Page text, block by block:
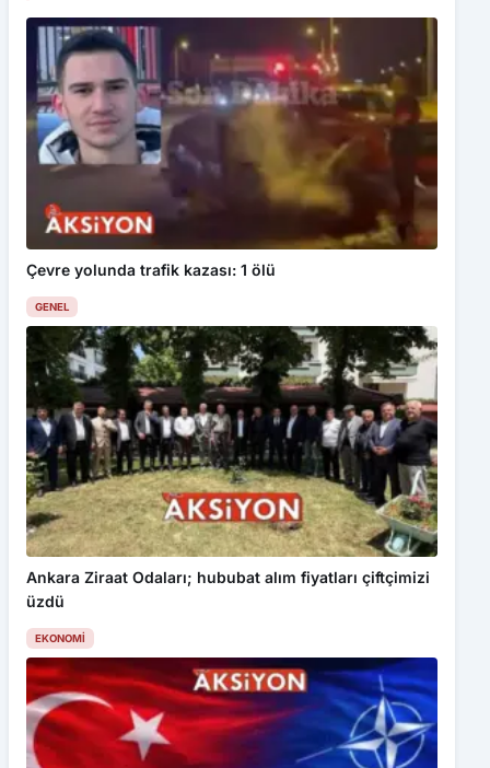
Çevre yolunda trafik kazası: 1 ölü
GENEL
Ankara Ziraat Odaları; hububat alım fiyatları çiftçimizi
üzdü
EKONOMI